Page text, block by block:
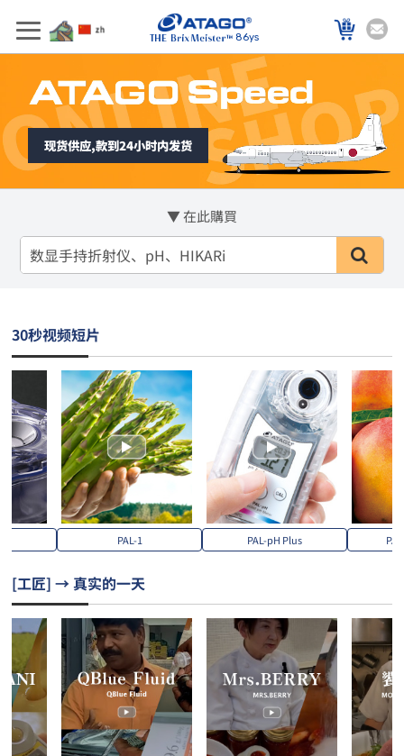
86ys
现货供应,款到24小时内发货
▼ 在此購買
30秒视频短片
PAL-1 PAL-pH Plus
[工匠] → 真实的一天